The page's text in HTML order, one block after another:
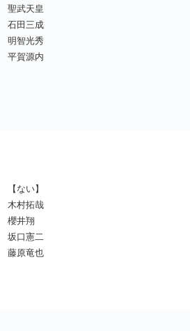
聖武天皇
石田三成
明智光秀
平賀源内
【ない】
木村拓哉
櫻井翔
坂口憲二
藤原竜也